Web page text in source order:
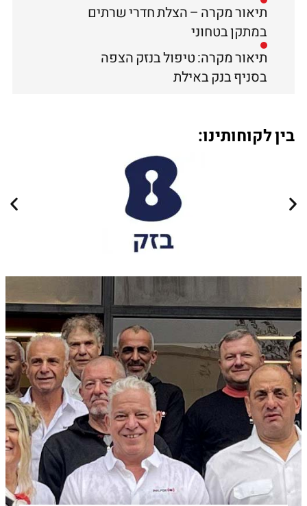
תיאור מקרה – הצלת חדרי שרתים
במתקן בטחוני
תיאור מקרה: טיפול בנזק הצפה
בסניף בנק באילת
בין לקוחותינו: